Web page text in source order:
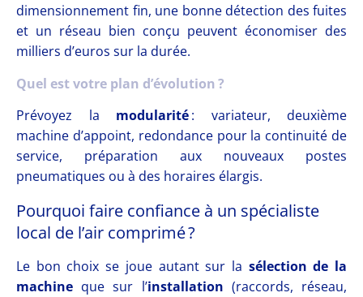
dimensionnement fin, une bonne détection des fuites
et un réseau bien conçu peuvent économiser des
milliers d’euros sur la durée.
Quel est votre plan d’évolution ?
Prévoyez la modularité: variateur, deuxième
machine d’appoint, redondance pour la continuité de
service, préparation aux nouveaux postes
pneumatiques ou à des horaires élargis.
Pourquoi faire confiance à un spécialiste
local de l’air comprimé ?
Le bon choix se joue autant sur la sélection de la
machine que sur l’installation (raccords, réseau,